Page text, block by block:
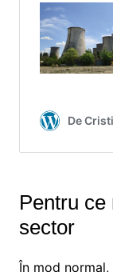
Pentru
sector
În mod